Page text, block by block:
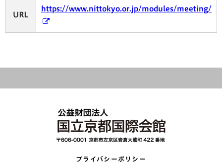
URL
https://www.nittokyo.or.jp/modules/meeting/
プライバシーポリシー